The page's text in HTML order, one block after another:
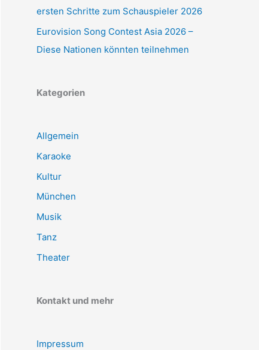
ersten Schritte zum Schauspieler 2026
Eurovision Song Contest Asia 2026 –
Diese Nationen könnten teilnehmen
Kategorien
Allgemein
Karaoke
Kultur
München
Musik
Tanz
Theater
Kontakt und mehr
Impressum